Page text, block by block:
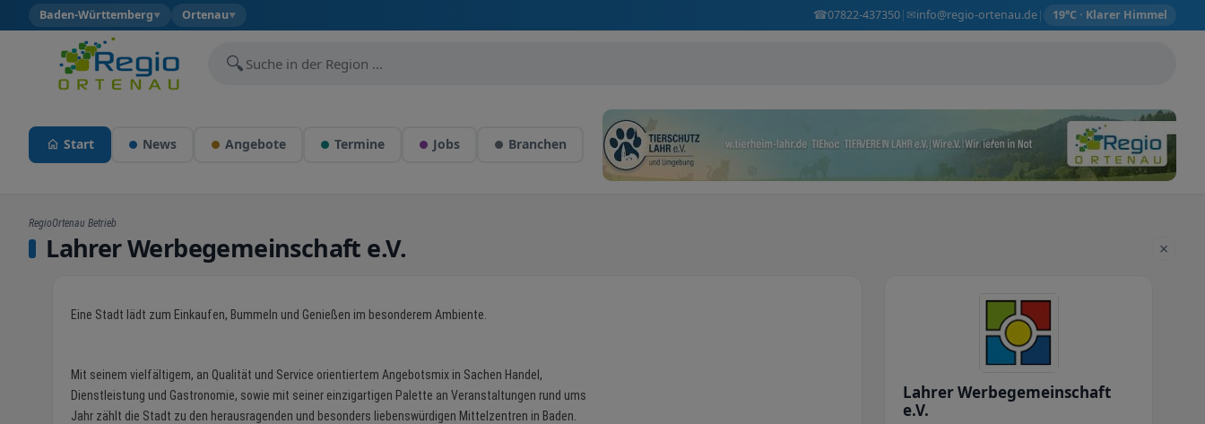
Baden-Württemberg▼ Ortenau▼ ☎07822-437350| ✉info@regio-ortenau.de| 19°C · Klarer Himmel
🔍
Start News Angebote Termine Jobs Branchen
RegioOrtenau Betrieb
Lahrer Werbegemeinschaft e.V. ×
Eine Stadt lädt zum Einkaufen, Bummeln und Genießen im besonderem Ambiente.
Mit seinem vielfältigem, an Qualität und Service orientiertem Angebotsmix in Sachen Handel,
Dienstleistung und Gastronomie, sowie mit seiner einzigartigen Palette an Veranstaltungen rund ums
Jahr zählt die Stadt zu den herausragenden und besonders liebenswürdigen Mittelzentren in Baden.
Lahrer Werbegemeinschaft
e.V.